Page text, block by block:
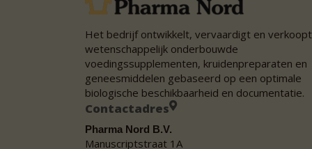
Het bedrijf ontwikkelt, vervaardigt en verkoopt
wetenschappelijk onderbouwde
voedingssupplementen, kruidenpreparaten en
geneesmiddelen gebaseerd op een optimale
biologische beschikbaarheid en documentatie.
Contactadres
Pharma Nord B.V.
Manuscriptstraat 1A